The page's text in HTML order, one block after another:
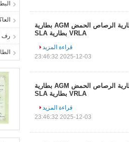
رف
الصين بطل بطارية 12V180Ah NP180-12 بطارية الرصاص الحمض AGM بطارية
VRLA بطارية SLA
قراءة المزيد
2025-12-03 23:46:32
الصين بطل بطارية 12V200Ah NP200-12 بطارية الرصاص الحمض AGM بطارية
VRLA بطارية SLA
قراءة المزيد
2025-12-03 23:46:32